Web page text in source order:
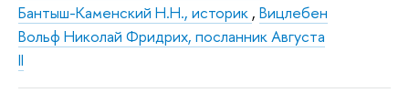
Бантыш-Каменский Н.Н., историк , Вицлебен
Вольф Николай Фридрих, посланник Августа
II